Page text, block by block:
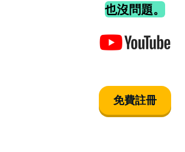
也沒問題。
免費註冊